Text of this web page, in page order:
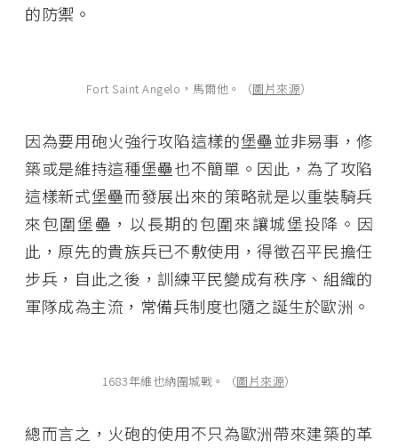
的防禦。
Fort Saint Angelo，馬爾他。（圖片來源）
因為要用砲火強行攻陷這樣的堡壘並非易事，修
築或是維持這種堡壘也不簡單。因此，為了攻陷
這樣新式堡壘而發展出來的策略就是以重裝騎兵
來包圍堡壘，以長期的包圍來讓城堡投降。因
此，原先的貴族兵已不敷使用，得徵召平民擔任
步兵，自此之後，訓練平民變成有秩序、組織的
軍隊成為主流，常備兵制度也隨之誕生於歐洲。
1683年維也納圍城戰。（圖片來源）
總而言之，火砲的使用不只為歐洲帶來建築的革